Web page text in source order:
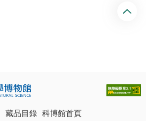
藏品目錄 科博館首頁
回
頂
端